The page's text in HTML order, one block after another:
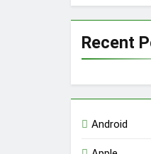
Recent
Android